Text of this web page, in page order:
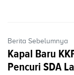
Berita Sebelumnya
Kapal Baru
Pencuri SDA